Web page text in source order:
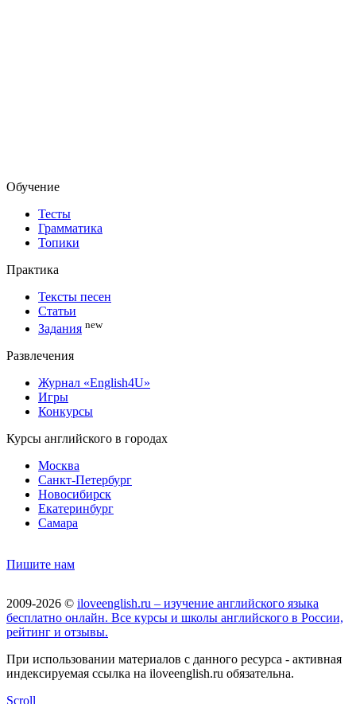
Обучение
Тесты
Грамматика
Топики
Практика
Тексты песен
Статьи
Задания new
Развлечения
Журнал «English4U»
Игры
Конкурсы
Курсы английского в городах
Москва
Санкт-Петербург
Новосибирск
Екатеринбург
Самара
Пишите нам
2009-2026 © iloveenglish.ru – изучение английского языка
бесплатно онлайн. Все курсы и школы английского в России,
рейтинг и отзывы.
При использовании материалов с данного ресурса - активная
индексируемая ссылка на iloveenglish.ru обязательна.
Scroll